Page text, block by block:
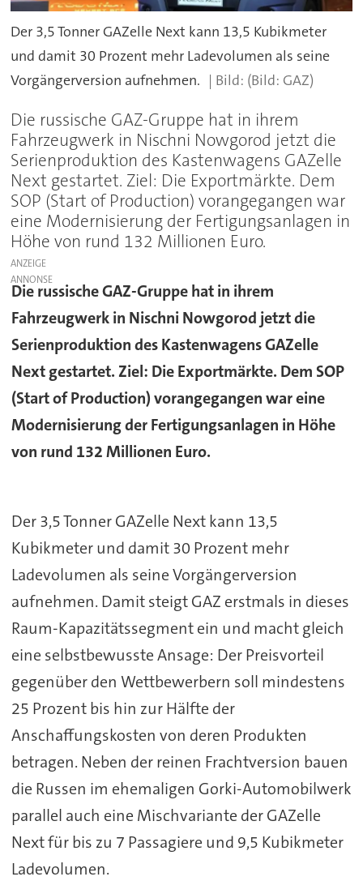
Der 3,5 Tonner GAZelle Next kann 13,5 Kubikmeter
und damit 30 Prozent mehr Ladevolumen als seine
Vorgängerversion aufnehmen.
(Bild: GAZ)
Die russische GAZ-Gruppe hat in ihrem
Fahrzeugwerk in Nischni Nowgorod jetzt die
Serienproduktion des Kastenwagens GAZelle
Next gestartet. Ziel: Die Exportmärkte. Dem
SOP (Start of Production) vorangegangen war
eine Modernisierung der Fertigungsanlagen in
Höhe von rund 132 Millionen Euro.
ANZEIGE
Die russische GAZ-Gruppe hat in ihrem
Fahrzeugwerk in Nischni Nowgorod jetzt die
Serienproduktion des Kastenwagens GAZelle
Next gestartet. Ziel: Die Exportmärkte. Dem SOP
(Start of Production) vorangegangen war eine
Modernisierung der Fertigungsanlagen in Höhe
von rund 132 Millionen Euro.
Der 3,5 Tonner GAZelle Next kann 13,5
Kubikmeter und damit 30 Prozent mehr
Ladevolumen als seine Vorgängerversion
aufnehmen. Damit steigt GAZ erstmals in dieses
Raum-Kapazitätssegment ein und macht gleich
eine selbstbewusste Ansage: Der Preisvorteil
gegenüber den Wettbewerbern soll mindestens
25 Prozent bis hin zur Hälfte der
Anschaffungskosten von deren Produkten
betragen. Neben der reinen Frachtversion bauen
die Russen im ehemaligen Gorki-Automobilwerk
parallel auch eine Mischvariante der GAZelle
Next für bis zu 7 Passagiere und 9,5 Kubikmeter
Ladevolumen.